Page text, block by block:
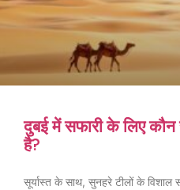
दुबई में सफारी के लिए
है?
सूर्यास्त के साथ, सुनहरे टीलों के